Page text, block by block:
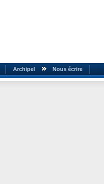
Archipel Nous écrire